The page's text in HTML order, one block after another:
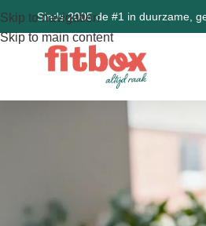
Skip to navigation
Skip to main content
Sinds 2005 de #1 in duurzame,